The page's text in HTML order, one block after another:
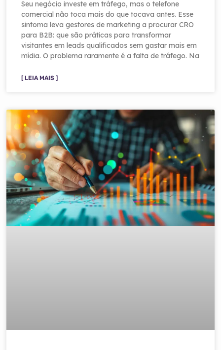
Seu negócio investe em tráfego, mas o telefone
comercial não toca mais do que tocava antes. Esse
sintoma leva gestores de marketing a procurar CRO
para B2B: que são práticas para transformar
visitantes em leads qualificados sem gastar mais em
mídia. O problema raramente é a falta de tráfego. Na
[ LEIA MAIS ]